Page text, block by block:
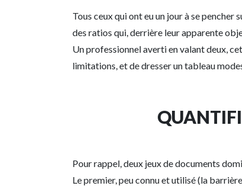
Tous ceux qui ont eu un jour à se pencher
des ratios qui, derrière leur apparente
Un professionnel averti en valant deux,
limitations, et de dresser un tableau
Pour rappel, deux jeux de documents
Le premier, peu connu et utilisé (la